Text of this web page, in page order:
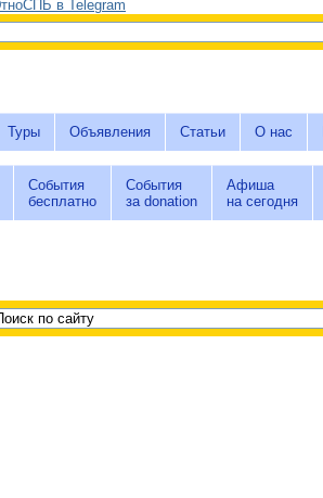
Туры Объявления Статьи О нас
События
бесплатно
События
за donation
Афиша
на сегодня